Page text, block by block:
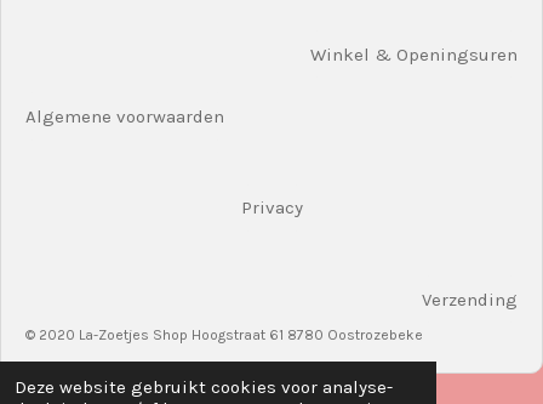
Deze website gebruikt cookies voor analyse-
Winkel & Openingsuren
Algemene voorwaarden
Privacy
Verzending
© 2020 La-Zoetjes Shop Hoogstraat 61 8780 Oostrozebeke